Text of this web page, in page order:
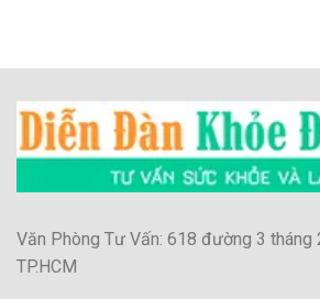
Văn Phòng Tư Vấn: 618 đường 3 tháng
TP.HCM